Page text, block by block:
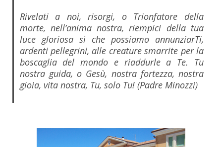
Rivelati a noi, risorgi, o Trionfatore della
morte, nell’anima nostra, riempici della tua
luce gloriosa sì che possiamo annunziarTi,
ardenti pellegrini, alle creature smarrite per la
boscaglia del mondo e riaddurle a Te. Tu
nostra guida, o Gesù, nostra fortezza, nostra
gioia, vita nostra, Tu, solo Tu! (Padre Minozzi)